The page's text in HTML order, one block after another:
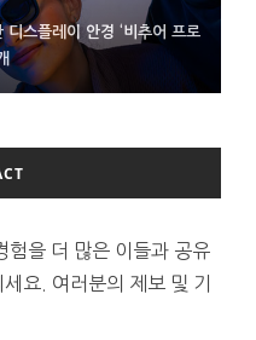
스플레이 안경 ‘비추어 프로
프로세서 패키징 대기 중
커 준비하는 오픈AI
험을 더 많은 이들과 공유
요. 여러분의 제보 및 기